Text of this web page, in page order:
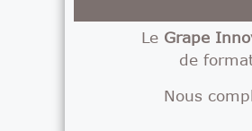
Le Grape
de
Nous